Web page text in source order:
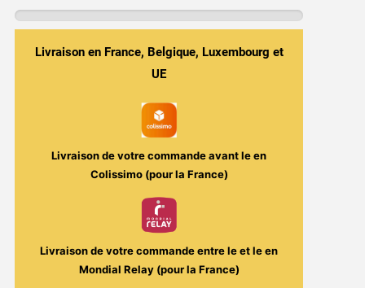
50ml
Livraison en France, Belgique, Luxembourg et
UE
Livraison de votre commande avant leen
Colissimo (pour la France)
Livraison de votre commande entre leet leen
Mondial Relay (pour la France)